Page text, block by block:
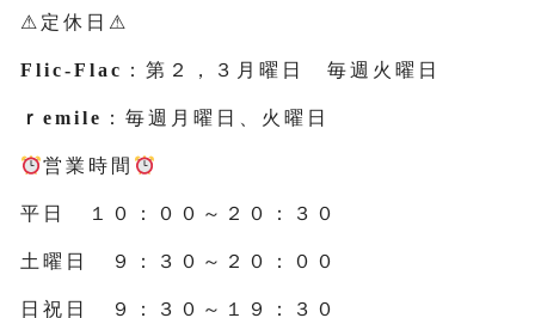
⚠定休日⚠
Flic-Flac ：第２，３月曜日 毎週火曜日
ｒemile ：毎週月曜日、火曜日
営業時間
平日 １０：００～２０：３０
土曜日 ９：３０～２０：００
日祝日 ９：３０～１９：３０